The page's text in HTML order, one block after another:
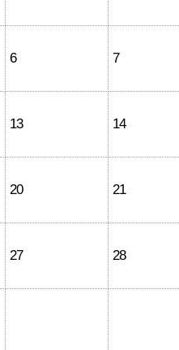
6 7
13 14
20 21
27 28